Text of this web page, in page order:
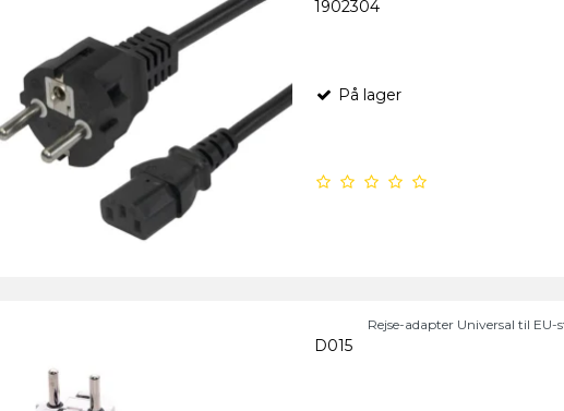
1902304
På lager
Rejse-adapter Universal til EU-
D015